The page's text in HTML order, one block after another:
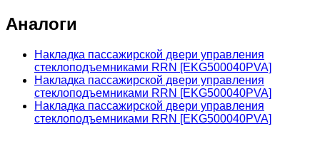
Аналоги
Накладка пассажирской двери управления
стеклоподъемниками RRN [EKG500040PVA]
Накладка пассажирской двери управления
стеклоподъемниками RRN [EKG500040PVA]
Накладка пассажирской двери управления
стеклоподъемниками RRN [EKG500040PVA]